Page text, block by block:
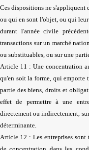
Ces dispositions ne s'appliquent
ou qui en sont l'objet, ou qui
durant l'année civile
transactions sur un marché
ou substituables, ou sur une
Article 11 : Une concentration
qu'en soit la forme, qui emporte
partie des biens, droits et
effet de permettre à une
directement ou indirectement,
déterminante.
Article 12 : Les entreprises